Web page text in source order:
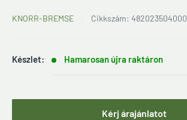
KNORR-BREMSE Cikkszám: 482023504000
Készlet: Hamarosan újra raktáron
Kérj árajánlatot